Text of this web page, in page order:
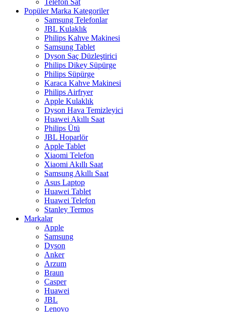
Popüler Marka Kategoriler
Samsung Telefonlar
JBL Kulaklık
Philips Kahve Makinesi
Samsung Tablet
Dyson Saç Düzleştirici
Philips Dikey Süpürge
Philips Süpürge
Karaca Kahve Makinesi
Philips Airfryer
Apple Kulaklık
Dyson Hava Temizleyici
Huawei Akıllı Saat
Philips Ütü
JBL Hoparlör
Apple Tablet
Xiaomi Telefon
Xiaomi Akıllı Saat
Samsung Akıllı Saat
Asus Laptop
Huawei Tablet
Huawei Telefon
Stanley Termos
Markalar
Apple
Samsung
Dyson
Anker
Arzum
Braun
Casper
Huawei
JBL
Lenovo